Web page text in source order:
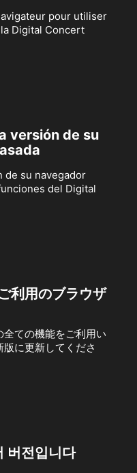
pour utiliser
Digital Concert
versión de su
de su navegador
del Digital
利用のブラウザ
ての機能をご利用い
に更新してくださ
버전입니다